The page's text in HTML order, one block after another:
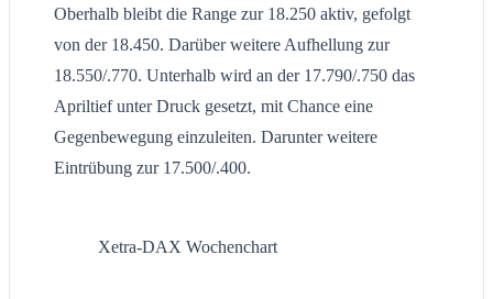
Oberhalb bleibt die Range zur 18.250 aktiv, gefolgt
von der 18.450. Darüber weitere Aufhellung zur
18.550/.770. Unterhalb wird an der 17.790/.750 das
Apriltief unter Druck gesetzt, mit Chance eine
Gegenbewegung einzuleiten. Darunter weitere
Eintrübung zur 17.500/.400.
Xetra-DAX Wochenchart